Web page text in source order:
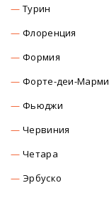
Турин
Флоренция
Формия
Форте-деи-Марми
Фьюджи
Червиния
Четара
Эрбуско